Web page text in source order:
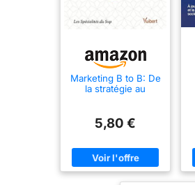
Marketing B to B: De
la stratégie au
5,80 €